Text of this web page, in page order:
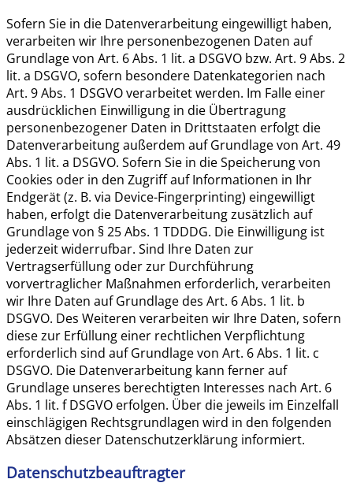
Sofern Sie in die Datenverarbeitung eingewilligt haben,
verarbeiten wir Ihre personenbezogenen Daten auf
Grundlage von Art. 6 Abs. 1 lit. a DSGVO bzw. Art. 9 Abs. 2
lit. a DSGVO, sofern besondere Datenkategorien nach
Art. 9 Abs. 1 DSGVO verarbeitet werden. Im Falle einer
ausdrücklichen Einwilligung in die Übertragung
personenbezogener Daten in Drittstaaten erfolgt die
Datenverarbeitung außerdem auf Grundlage von Art. 49
Abs. 1 lit. a DSGVO. Sofern Sie in die Speicherung von
Cookies oder in den Zugriff auf Informationen in Ihr
Endgerät (z. B. via Device-Fingerprinting) eingewilligt
haben, erfolgt die Datenverarbeitung zusätzlich auf
Grundlage von § 25 Abs. 1 TDDDG. Die Einwilligung ist
jederzeit widerrufbar. Sind Ihre Daten zur
Vertragserfüllung oder zur Durchführung
vorvertraglicher Maßnahmen erforderlich, verarbeiten
wir Ihre Daten auf Grundlage des Art. 6 Abs. 1 lit. b
DSGVO. Des Weiteren verarbeiten wir Ihre Daten, sofern
diese zur Erfüllung einer rechtlichen Verpflichtung
erforderlich sind auf Grundlage von Art. 6 Abs. 1 lit. c
DSGVO. Die Datenverarbeitung kann ferner auf
Grundlage unseres berechtigten Interesses nach Art. 6
Abs. 1 lit. f DSGVO erfolgen. Über die jeweils im Einzelfall
einschlägigen Rechtsgrundlagen wird in den folgenden
Absätzen dieser Datenschutzerklärung informiert.
Datenschutz­beauftragter